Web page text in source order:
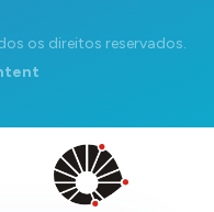
os direitos reservados.